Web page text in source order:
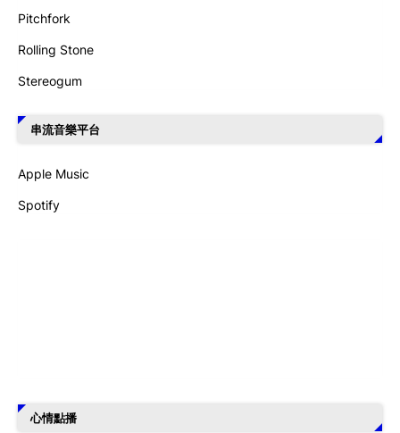
Pitchfork
Rolling Stone
Stereogum
串流音樂平台
Apple Music
Spotify
心情點播